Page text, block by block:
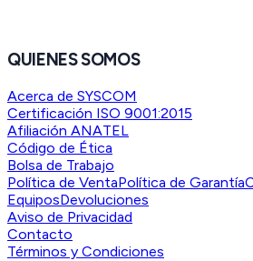
QUIENES SOMOS
Acerca de SYSCOM
Certificación ISO 9001:2015
Afiliación ANATEL
Código de Ética
Bolsa de Trabajo
Política de VentaPolítica de Garantía
EquiposDevoluciones
Aviso de Privacidad
Contacto
Términos y Condiciones